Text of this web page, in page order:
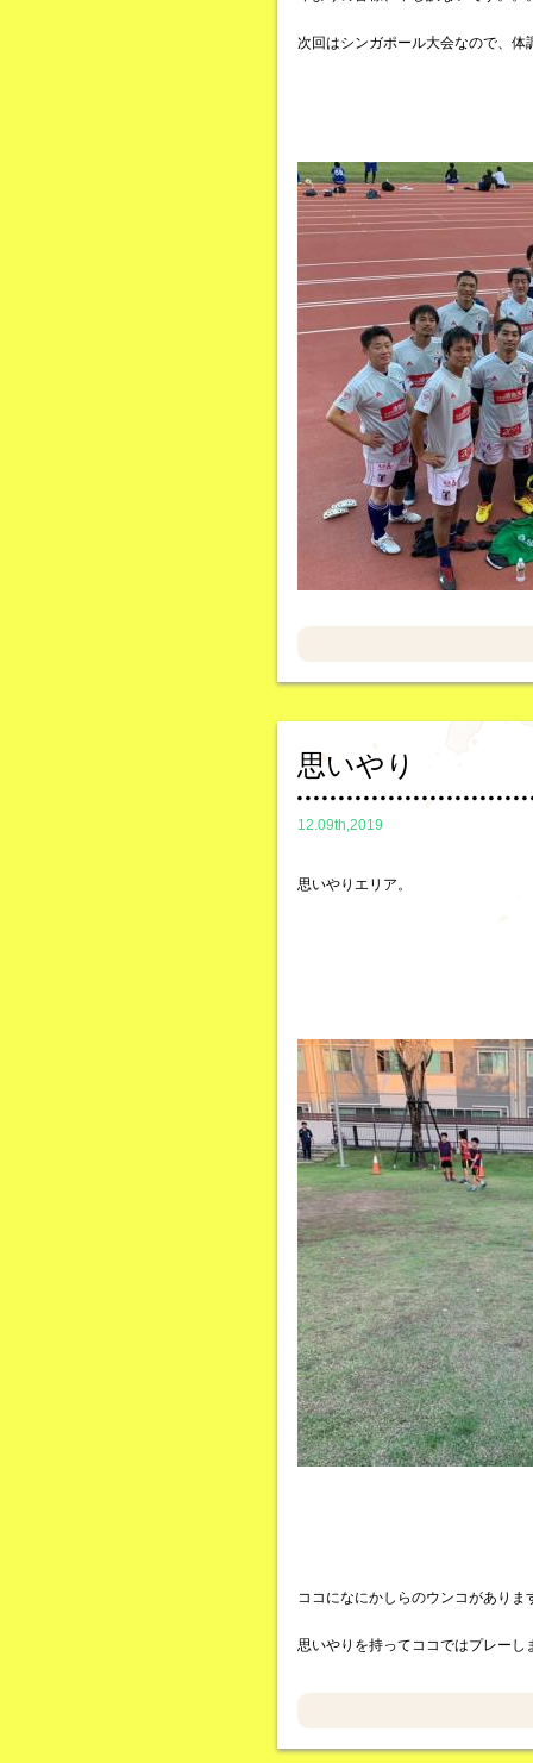
次回はシンガポール大会なので、体
思いやり
12.09th,2019
思いやりエリア。
ココになにかしらのウンコがありま
思いやりを持ってココではプレーし